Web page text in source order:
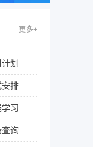
更多+
划
排
习
查询